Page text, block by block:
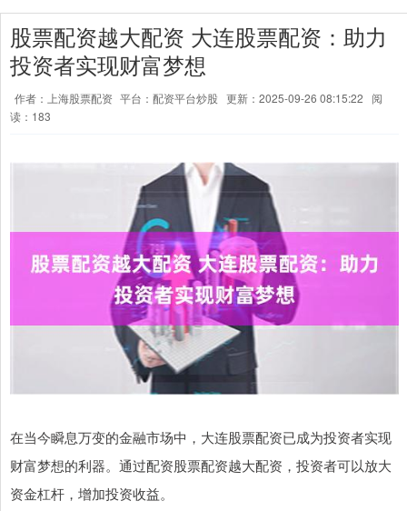
股票配资越大配资 大连股票配资：助力
投资者实现财富梦想
作者：上海股票配资 平台：配资平台炒股 更新：2025-09-26 08:15:22
阅
读：183
在当今瞬息万变的金融市场中，大连股票配资已成为投资者实现
财富梦想的利器。通过配资股票配资越大配资，投资者可以放大
资金杠杆，增加投资收益。